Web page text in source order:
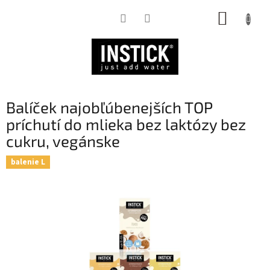
Balíček najobľúbenejších TOP
príchutí do mlieka bez laktózy bez
cukru, vegánske
balenie L